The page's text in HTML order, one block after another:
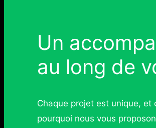
Un
au long de
Chaque projet est unique, et
pourquoi nous vous